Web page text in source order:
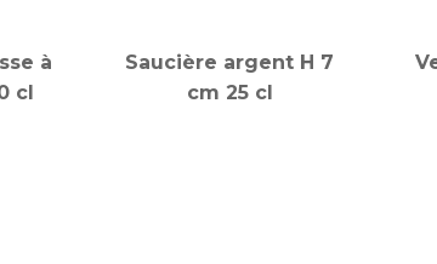
à
cl
Saucière argent H 7
cm 25 cl